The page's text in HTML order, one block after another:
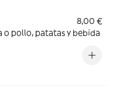
8,00 €
o pollo, patatas y bebida